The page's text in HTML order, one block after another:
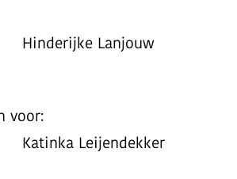
Hinderijke Lanjouw
voor:
Katinka Leijendekker